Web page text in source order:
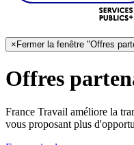
×Fermer la fenêtre "Offres
Offres
France Travail améliore la
vous proposant plus